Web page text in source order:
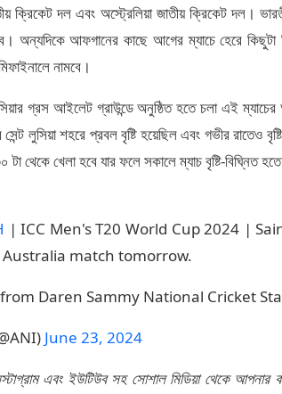
ক্রিকেট দল এবং অস্ট্রেলিয়া জাতীয় ক্রিকেট দল।
অন্যদিকে আফগানের কাছে আগের ম্যাচে হেরে কিছুটা
নামবে।
গ্রস আইলেট গ্রাউন্ডে অনুষ্ঠিত হতে চলা এই
লুসিয়া শহরে প্রবল বৃষ্টি হয়েছিল এবং গভীর রাতেও
থেকে খেলা হবে যার ফলে সকালে ম্যাচ বৃষ্টি-বিঘ্নিত
| ICC Men's T20 World Cup 2024 |
Australia match tomorrow.
Daren Sammy National Cricket
June 23, 2024
এবং ইউটিউব সহ সোশাল মিডিয়া থেকে আপনার